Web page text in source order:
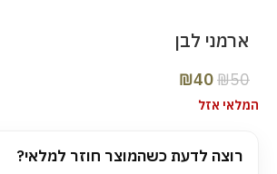
ארמני לבן
₪50
₪40
המלאי אזל
רוצה לדעת כשהמוצר חוזר למלאי?